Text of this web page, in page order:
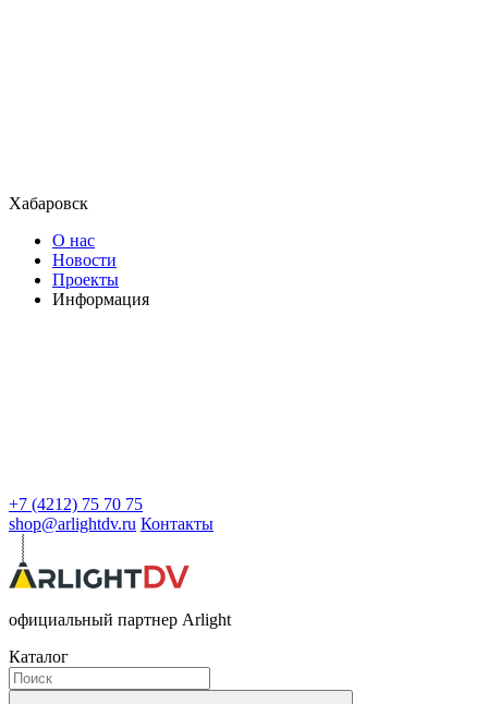
Хабаровск
О нас
Новости
Проекты
Информация
+7 (4212) 75 70 75
shop@arlightdv.ru Контакты
официальный партнер Arlight
Каталог